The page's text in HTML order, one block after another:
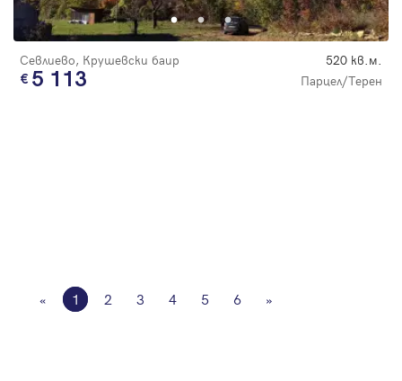
Севлиево, Крушевски баир 520 кв.м.
5 113 Парцел/Терен
« 1 2 3 4 5 6 »